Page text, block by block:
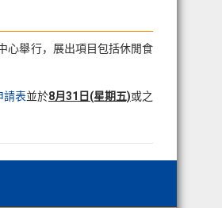
心舉行，展出項目包括休閒食
請表並於8月31日(星期五)或之